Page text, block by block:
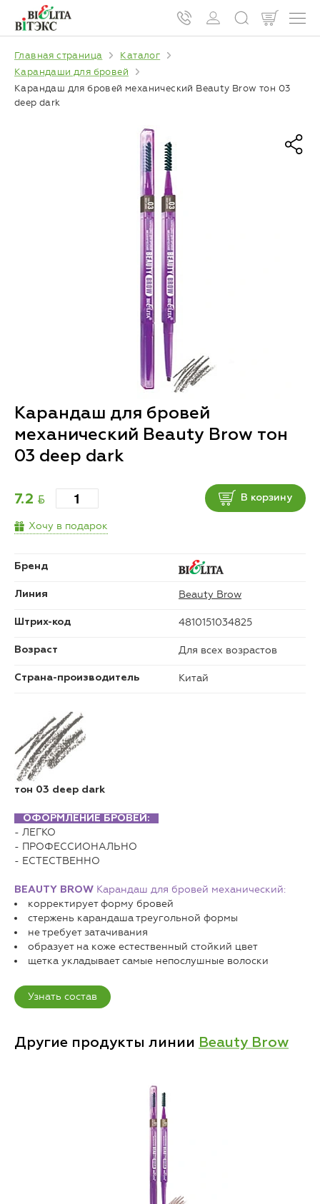
Главная страница
Каталог
Карандаши для бровей
Карандаш для бровей механический Beauty Brow тон 03
deep dark
Карандаш для бровей
механический Beauty Brow тон
03 deep dark
7.2 BYN В корзину
Хочу в подарок
Бренд
Линия Beauty Brow
Штрих-код 4810151034825
Возраст Для всех возрастов
Страна-производитель Китай
тон 03 deep dark
ОФОРМЛЕНИЕ БРОВЕЙ:
- ЛЕГКО
- ПРОФЕССИОНАЛЬНО
- ЕСТЕСТВЕННО
BEAUTY BROW Карандаш для бровей механический:
корректирует форму бровей
стержень карандаша треугольной формы
не требует затачивания
образует на коже естественный стойкий цвет
щетка укладывает самые непослушные волоски
Узнать состав
Другие продукты линии Beauty Brow